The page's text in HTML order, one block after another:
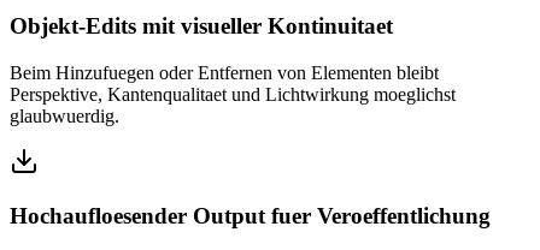
Objekt-Edits mit visueller Kontinuitaet
Beim Hinzufuegen oder Entfernen von Elementen bleibt
Perspektive, Kantenqualitaet und Lichtwirkung moeglichst
glaubwuerdig.
Hochaufloesender Output fuer Veroeffentlichung